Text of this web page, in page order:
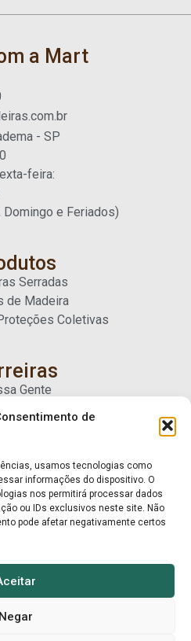
de
usamos tecnologias como
informações do dispositivo. O
nos permitirá processar dados
ou IDs exclusivos neste site. Não
pode afetar negativamente certos
Negar
a Mart
- SP
feira:
Domingo e Feriados)
Serradas
de Madeira
Coletivas
Gente
Conosco
Conosco
os direitos reservados.